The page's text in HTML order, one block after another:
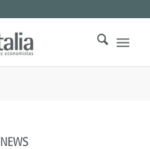
NEWS